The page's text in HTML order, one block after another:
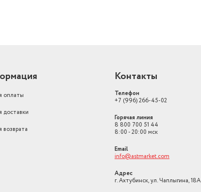
оплаты
доставки
возврата
Контакты
Телефон
+7 (996) 266-45-02
Горячая линия
8 800 700 51 44
8:00 - 20:00 мск
Email
info@astmarket.com
Адрес
г. Ахтубинск, ул. Чаплыгина, 18А